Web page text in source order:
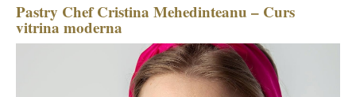
Pastry Chef Cristina Mehedinteanu – Curs
vitrina moderna